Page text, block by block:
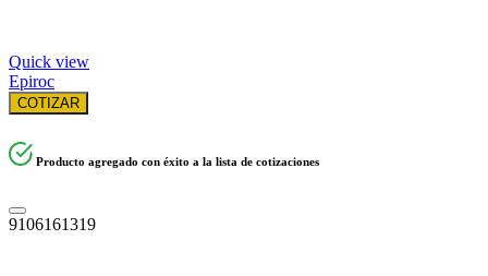
Quick view
Epiroc
COTIZAR
Producto agregado con éxito a la lista de cotizaciones
9106161319